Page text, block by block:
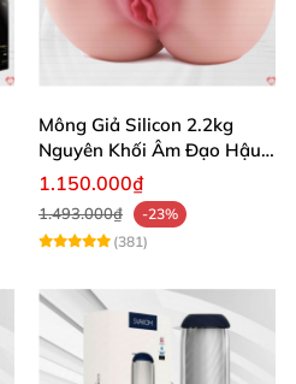
Mông Giả Silicon 2.2kg
Nguyên Khối Âm Đạo Hậu
Môn Siêu Thật
1.150.000₫
1.493.000₫
-23%
(381)